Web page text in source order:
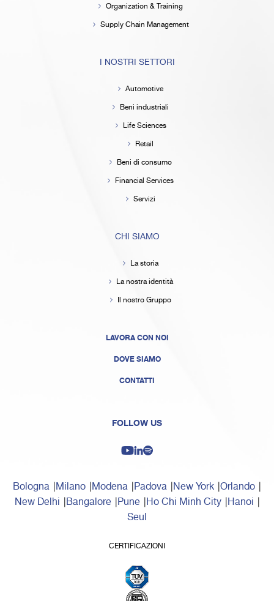
Organization & Training
Supply Chain Management
I NOSTRI SETTORI
Automotive
Beni industriali
Life Sciences
Retail
Beni di consumo
Financial Services
Servizi
CHI SIAMO
La storia
La nostra identità
Il nostro Gruppo
LAVORA CON NOI
DOVE SIAMO
CONTATTI
FOLLOW US
Bologna Milano Modena Padova New York Orlando
New Delhi Bangalore Pune Ho Chi Minh City Hanoi
Seul
CERTIFICAZIONI